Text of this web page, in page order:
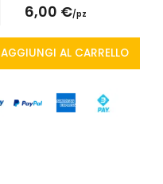
6,00 €/pz
AGGIUNGI AL CARRELLO